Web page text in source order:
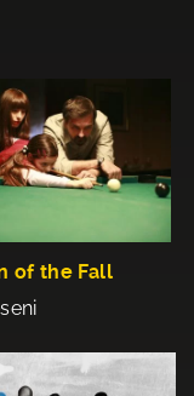
of the Fall